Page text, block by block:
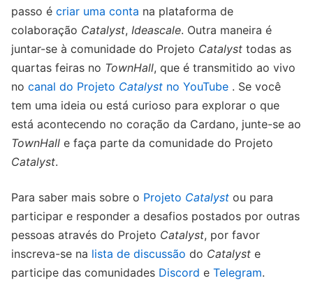
passo é criar uma conta na plataforma de
colaboração Catalyst, Ideascale. Outra maneira é
juntar-se à comunidade do Projeto Catalyst todas as
quartas feiras no TownHall, que é transmitido ao vivo
no canal do Projeto Catalyst no YouTube . Se você
tem uma ideia ou está curioso para explorar o que
está acontecendo no coração da Cardano, junte-se ao
TownHall e faça parte da comunidade do Projeto
Catalyst.
Para saber mais sobre o Projeto Catalyst ou para
participar e responder a desafios postados por outras
pessoas através do Projeto Catalyst, por favor
inscreva-se na lista de discussão do Catalyst e
participe das comunidades Discord e Telegram.